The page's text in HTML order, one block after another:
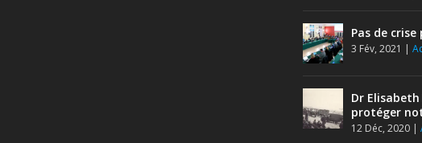
Pas de
3 Fév, 2021 |
Dr
protéger
12 Déc, 2020|